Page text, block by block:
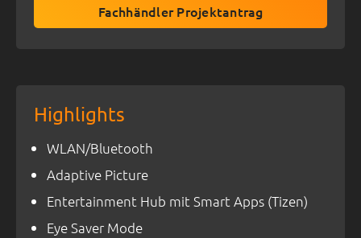
Fachhändler Projektantrag
Highlights
WLAN/Bluetooth
Adaptive Picture
Entertainment Hub mit Smart Apps (Tizen)
Eye Saver Mode